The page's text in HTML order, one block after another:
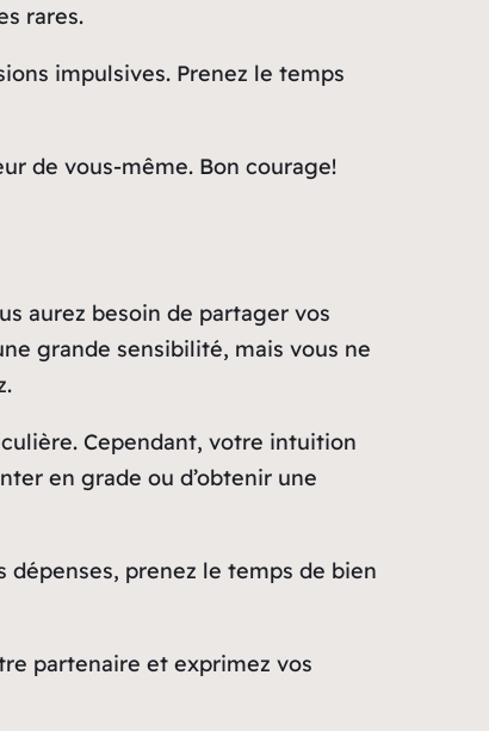
rares.
impulsives. Prenez le temps
de vous-même. Bon courage!
aurez besoin de partager vos
grande sensibilité, mais vous ne
Cependant, votre intuition
en grade ou d’obtenir une
dépenses, prenez le temps de bien
partenaire et exprimez vos